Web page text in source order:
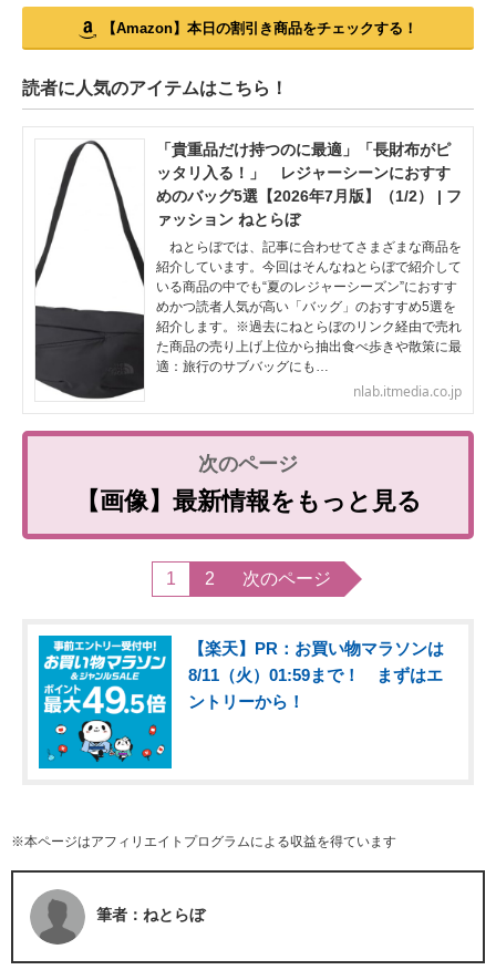
【Amazon】本日の割引き商品をチェックする！
読者に人気のアイテムはこちら！
「貴重品だけ持つのに最適」「長財布がピ
ッタリ入る！」 レジャーシーンにおすす
めのバッグ5選【2026年7月版】（1/2） | フ
ァッション ねとらぼ
ねとらぼでは、記事に合わせてさまざまな商品を
紹介しています。今回はそんなねとらぼで紹介して
いる商品の中でも“夏のレジャーシーズン”におすす
めかつ読者人気が高い「バッグ」のおすすめ5選を
紹介します。※過去にねとらぼのリンク経由で売れ
た商品の売り上げ上位から抽出食べ歩きや散策に最
適：旅行のサブバッグにも…
nlab.itmedia.co.jp
【画像】最新情報をもっと見る
1 2 次のページ
【楽天】PR：お買い物マラソンは
8/11（火）01:59まで！ まずはエ
ントリーから！
※本ページはアフィリエイトプログラムによる収益を得ています
筆者：ねとらぼ